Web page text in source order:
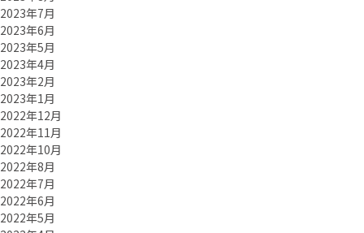
2023年7月
2023年6月
2023年5月
2023年4月
2023年2月
2023年1月
2022年12月
2022年11月
2022年10月
2022年8月
2022年7月
2022年6月
2022年5月